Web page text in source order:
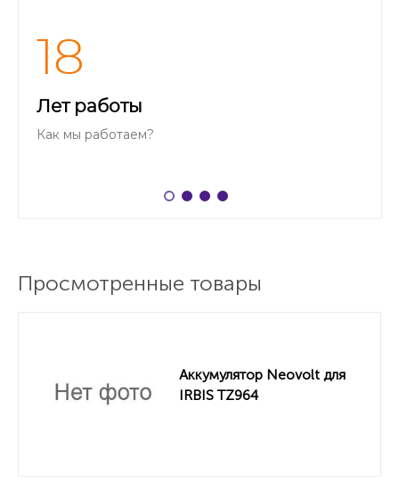
18
Лет работы
Как мы работаем?
Просмотренные товары
Аккумулятор Neovolt для
IRBIS TZ964